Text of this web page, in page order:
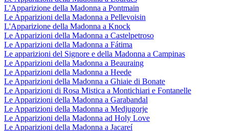
L'Apparizione della Madonna a Pontmain
Le Apparizioni della Madonna a Pellevoisin
L'Apparizione della Madonna a Knock
Le Apparizioni della Madonna a Castelpetroso
Le Apparizioni della Madonna a Fátima
Le apparizioni del Signore e della Madonna a Campinas
Le Apparizioni della Madonna a Beauraing
Le Apparizioni della Madonna a Heede
Le Apparizioni della Madonna a Ghiaie di Bonate
Le Apparizioni di Rosa Mistica a Montichiari e Fontanelle
Le Apparizioni della Madonna a Garabandal
Le Apparizioni della Madonna a Medjugorje
Le Apparizioni della Madonna ad Holy Love
Le Apparizioni della Madonna a Jacareí